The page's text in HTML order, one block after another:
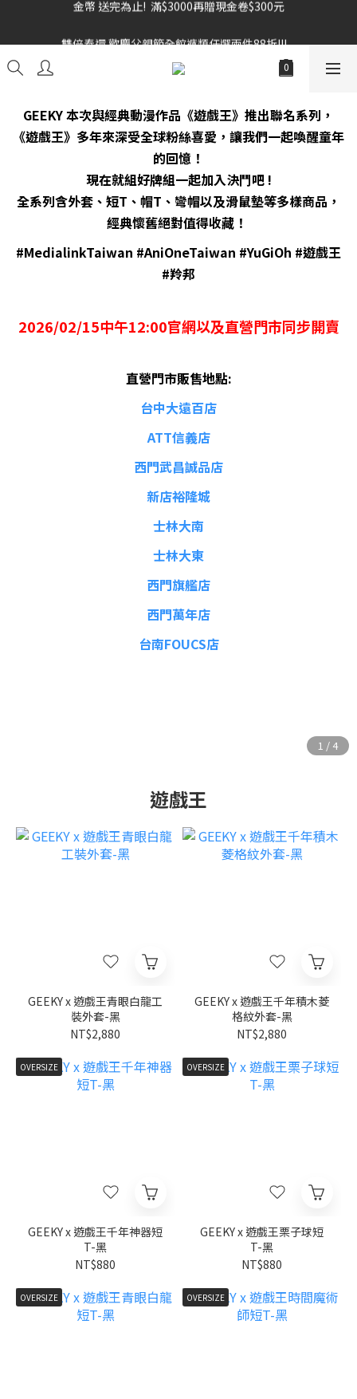
GEEKY 本次與經典動漫作品《遊戲王》推出聯名系列，
《遊戲王》多年來深受全球粉絲喜愛，讓我們一起喚醒童年
的回憶！
現在就組好牌組一起加入決鬥吧 !
全系列含外套、短T、帽T、彎帽以及滑鼠墊等多樣商品，
經典懷舊絕對值得收藏！
#MedialinkTaiwan #AniOneTaiwan #YuGiOh #遊戲王
#羚邦
2026/02/15中午12:00官網以及直營門市同步開賣
直營門市販售地點:
台中大遠百店
ATT信義店
西門武昌誠品店
新店裕隆城
士林大南
士林大東
西門旗艦店
西門萬年店
台南FOUCS店
遊戲王
GEEKY x 遊戲王青眼白龍工
裝外套-黑
NT$2,880
GEEKY x 遊戲王千年積木菱
格紋外套-黑
NT$2,880
OVERSIZE
GEEKY x 遊戲王千年神器短
T-黑
NT$880
OVERSIZE
GEEKY x 遊戲王栗子球短
T-黑
NT$880
OVERSIZE OVERSIZE